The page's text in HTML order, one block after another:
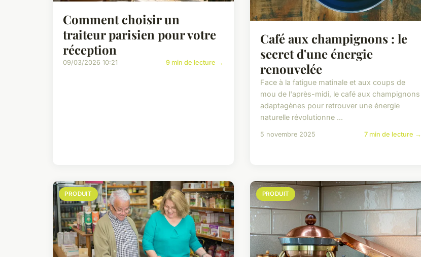
Comment choisir un
traiteur parisien pour votre
réception
09/03/2026 10:21 9 min de lecture →
Café aux champignons : le
secret d'une énergie
renouvelée
Face à la fatigue matinale et aux coups de
mou de l'après-midi, le café aux champignons
adaptagènes pour retrouver une énergie
naturelle révolutionne ...
5 novembre 2025 7 min de lecture →
PRODUIT PRODUIT